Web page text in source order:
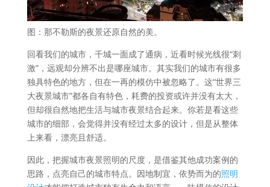
图：那不勒斯的夜景还原自然的美。
回看我们的城市，千城一面成了通病，近看时候光线很“刺
激”，远观却分辨不出是哪座城市。其实我们的城市有很多
独具特色的地方，但在一再的模仿中被忽略了。这“世界三
大夜景城市”都各自有特色，耗费的投资或许并没有太大，
但却很自然地把生活与城市夜景结合起来。你若是看这些
城市的细部，会觉得并没有经过太多的设计，但是从整体
上来看，漂亮且舒适。
因此，把握城市夜景照明的尺度，是借鉴其他成功案例的
思路，点亮自己的城市特点。因地制宜，依势而为的照明